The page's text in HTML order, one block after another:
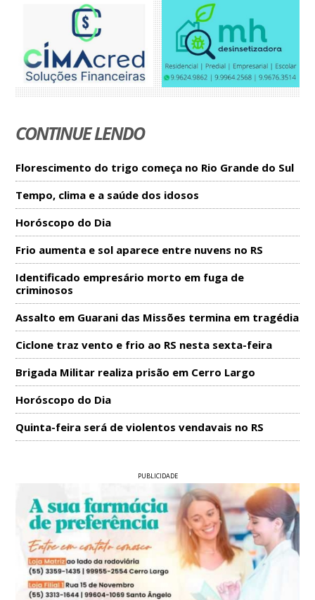
CONTINUE LENDO
Florescimento do trigo começa no Rio Grande do Sul
Tempo, clima e a saúde dos idosos
Horóscopo do Dia
Frio aumenta e sol aparece entre nuvens no RS
Identificado empresário morto em fuga de
criminosos
Assalto em Guarani das Missões termina em tragédia
Ciclone traz vento e frio ao RS nesta sexta-feira
Brigada Militar realiza prisão em Cerro Largo
Horóscopo do Dia
Quinta-feira será de violentos vendavais no RS
PUBLICIDADE